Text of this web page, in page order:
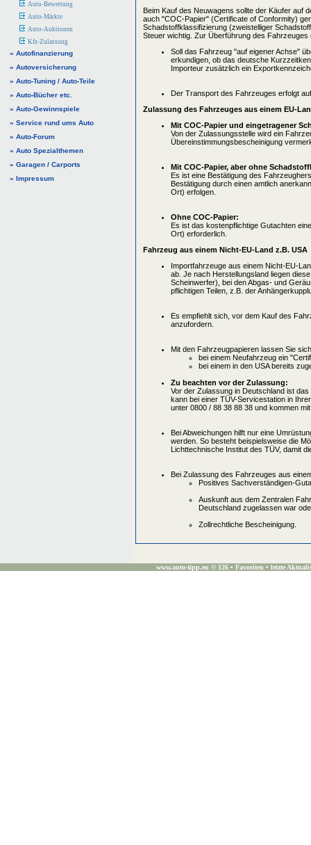
Auto-Bewertung
Auto-Märkte
Auto-Auktionen
Kfz-Zulassung
» Autofinanzierung
» Autoversicherung
» Auto-Tuning / Auto-Teile
» Auto-Bücher etc.
» Auto-Gewinnspiele
» Service rund ums Auto
» Auto-Forum
» Auto Spezialthemen
» Garagen / Carports
» Impressum
Beim Kauf des Neuwagens sollte der Käufer auf
auch "COC-Papier" (Certificate of Conformity)
Schadstoffklassifizierung (zweistelliger
Steuer wichtig. Zur Überführung des
Soll das Fahrzeug "auf eigener Achse"
erkundigen, ob das deutsche
Importeur zusätzlich ein
Der Transport des Fahrzeuges erfolgt
Zulassung des Fahrzeuges aus einem EU-
Mit COC-Papier und eingetragener
Von der Zulassungsstelle wird ein
Übereinstimmungsbescheinigung
Mit COC-Papier, aber ohne
Es ist eine Bestätigung des
Bestätigung durch einen amtlich
Ort) erfolgen.
Ohne COC-Papier:
Es ist das kostenpflichtige Gutachten
Ort) erforderlich.
Fahrzeug aus einem Nicht-EU-Land z.B. USA
Importfahrzeuge aus einem Nicht-EU-
ab. Je nach Herstellungsland liegen
Scheinwerfer), bei den Abgas- und
pflichtigen Teilen, z.B. der
Es empfiehlt sich, vor dem Kauf des
anzufordern.
Mit den Fahrzeugpapieren lassen Sie
bei einem Neufahrzeug ein
bei einem in den USA bereits
Zu beachten vor der Zulassung:
Vor der Zulassung in Deutschland ist
kann bei einer TÜV-Servicestation in
unter 0800 / 88 38 88 38 und kommen
Bei Abweichungen hilft nur eine
werden. So besteht beispielsweise die
Lichttechnische Institut des TÜV, damit
Bei Zulassung des Fahrzeuges aus
Positives Sachverständigen-
Auskunft aus dem Zentralen
Deutschland zugelassen war
Zollrechtliche Bescheinigung.
www.auto-tipp.eu © 126 • Favoriten • letzte